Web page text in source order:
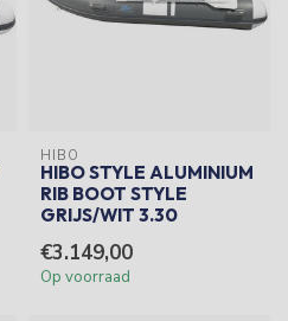
HIBO
HIBO STYLE ALUMINIUM
RIB BOOT STYLE
GRIJS/WIT 3.30
€3.149,00
Op voorraad